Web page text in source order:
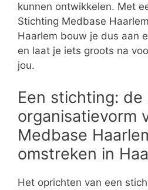
kunnen ontwikkelen. Met
Stichting Medbase
Haarlem bouw je dus aan
en laat je iets groots na
jou.
Een stichting:
organisatievorm
Medbase
omstreken in
Het oprichten van een